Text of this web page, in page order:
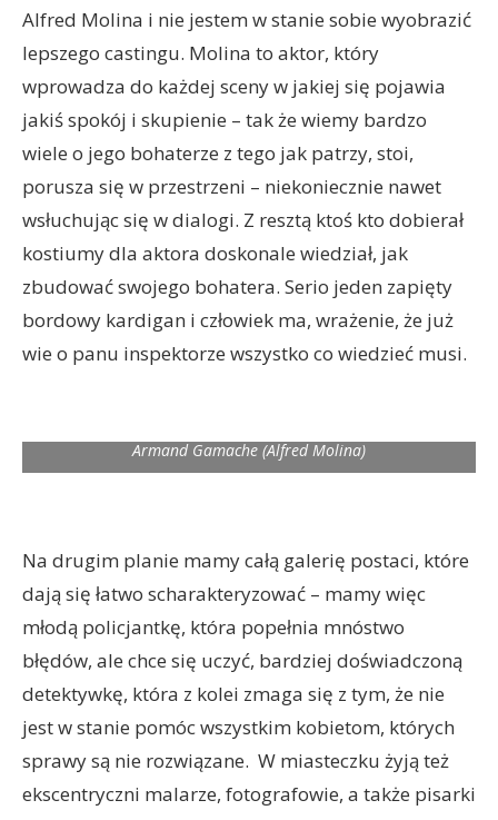
Alfred Molina i nie jestem w stanie sobie wyobrazić
lepszego castingu. Molina to aktor, który
wprowadza do każdej sceny w jakiej się pojawia
jakiś spokój i skupienie – tak że wiemy bardzo
wiele o jego bohaterze z tego jak patrzy, stoi,
porusza się w przestrzeni – niekoniecznie nawet
wsłuchując się w dialogi. Z resztą ktoś kto dobierał
kostiumy dla aktora doskonale wiedział, jak
zbudować swojego bohatera. Serio jeden zapięty
bordowy kardigan i człowiek ma, wrażenie, że już
wie o panu inspektorze wszystko co wiedzieć musi.
Armand Gamache (Alfred Molina)
Na drugim planie mamy całą galerię postaci, które
dają się łatwo scharakteryzować – mamy więc
młodą policjantkę, która popełnia mnóstwo
błędów, ale chce się uczyć, bardziej doświadczoną
detektywkę, która z kolei zmaga się z tym, że nie
jest w stanie pomóc wszystkim kobietom, których
sprawy są nie rozwiązane. W miasteczku żyją też
ekscentryczni malarze, fotografowie, a także pisarki